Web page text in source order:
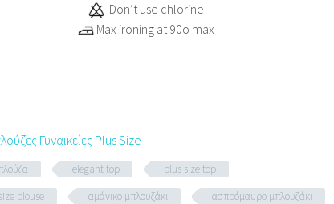
Don’t use chlorine
Max ironing at 90ο max
Γυναικείες Plus Size
elegant top
plus size top
blouse
αμάνικο μπλουζάκι
ασπρόμαυρο μπλουζάκι